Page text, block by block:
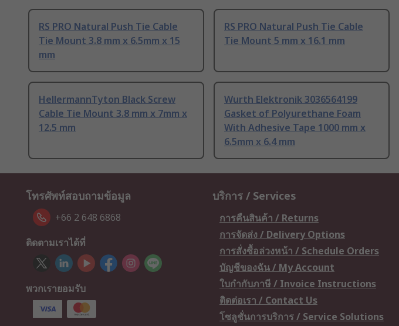
RS PRO Natural Push Tie Cable
Tie Mount 3.8 mm x 6.5mm x 15
mm
RS PRO Natural Push Tie Cable
Tie Mount 5 mm x 16.1 mm
HellermannTyton Black Screw
Cable Tie Mount 3.8 mm x 7mm x
12.5 mm
Wurth Elektronik 3036564199
Gasket of Polyurethane Foam
With Adhesive Tape 1000 mm x
6.5mm x 6.4 mm
โทรศัพท์สอบถามข้อมูล
+66 2 648 6868
ติดตามเราได้ที่
พวกเรายอมรับ
บริการ / Services
การคืนสินค้า / Returns
การจัดส่ง / Delivery Options
การสั่งซื้อล่วงหน้า / Schedule Orders
บัญชีของฉัน / My Account
ใบกำกับภาษี / Invoice Instructions
ติดต่อเรา / Contact Us
โซลูชั่นการบริการ / Service Solutions